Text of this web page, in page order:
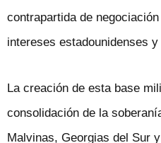
contrapartida de
intereses estadounidenses
La creación de esta base
consolidación de la
Malvinas, Georgias del Sur